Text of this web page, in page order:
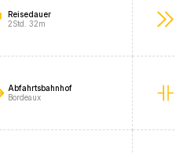
Reisedauer
2Std. 32m
Abfahrtsbahnhof
Bordeaux